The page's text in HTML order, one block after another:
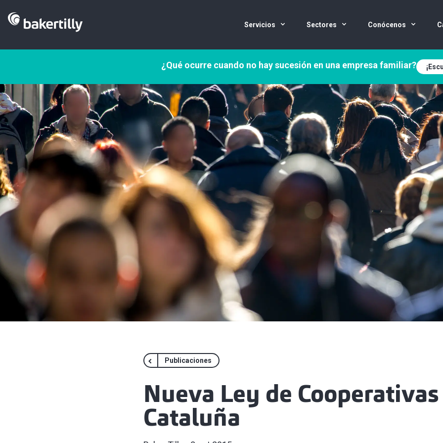
Servicios Sectores Conócenos
¿Qué ocurre cuando no hay sucesión en una empresa familiar?
Publicaciones
Nueva Ley de Cooperativas
Cataluña